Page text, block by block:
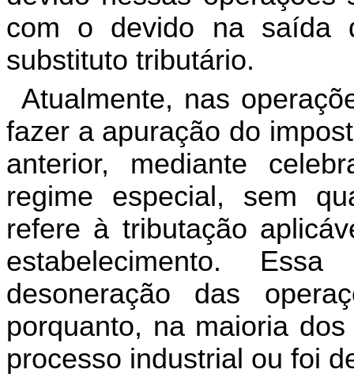
com o devido na saída
substituto tributário.
Atualmente, nas
fazer a apuração do
anterior, mediante
regime especial, sem
refere à tributação
estabelecimento.
desoneração das
porquanto, na maioria
processo industrial ou foi